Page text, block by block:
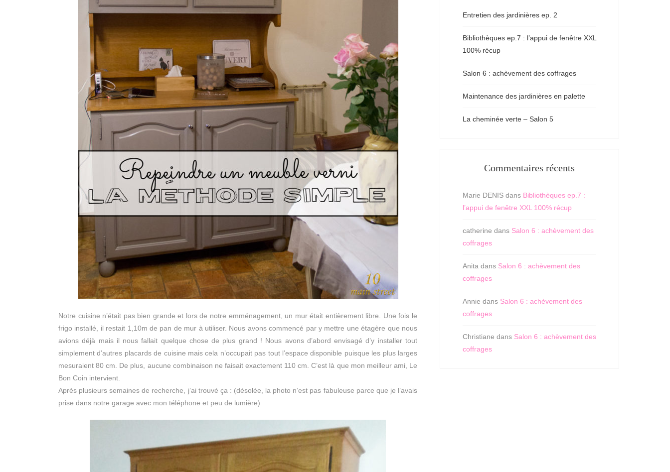
Notre cuisine n’était pas bien grande et lors de notre emménagement, un mur était entièrement libre. Une fois le
frigo installé, il restait 1,10m de pan de mur à utiliser. Nous avons commencé par y mettre une étagère que nous
avions déjà mais il nous fallait quelque chose de plus grand ! Nous avons d’abord envisagé d’y installer tout
simplement d’autres placards de cuisine mais cela n’occupait pas tout l’espace disponible puisque les plus larges
mesuraient 80 cm. De plus, aucune combinaison ne faisait exactement 110 cm. C’est là que mon meilleur ami, Le
Bon Coin intervient.
Après plusieurs semaines de recherche, j’ai trouvé ça : (désolée, la photo n’est pas fabuleuse parce que je l’avais
prise dans notre garage avec mon téléphone et peu de lumière)
Entretien des jardinières ep. 2
Bibliothèques ep.7 : l’appui de fenêtre XXL
100% récup
Salon 6 : achèvement des coffrages
Maintenance des jardinières en palette
La cheminée verte – Salon 5
Commentaires récents
Marie DENIS dans Bibliothèques ep.7 :
l’appui de fenêtre XXL 100% récup
catherine dans Salon 6 : achèvement des
coffrages
Anita dans Salon 6 : achèvement des
coffrages
Annie dans Salon 6 : achèvement des
coffrages
Christiane dans Salon 6 : achèvement des
coffrages